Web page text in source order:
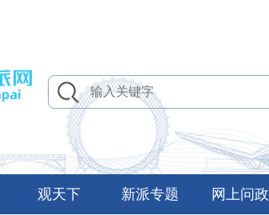
观天下 新派专题 网上问政